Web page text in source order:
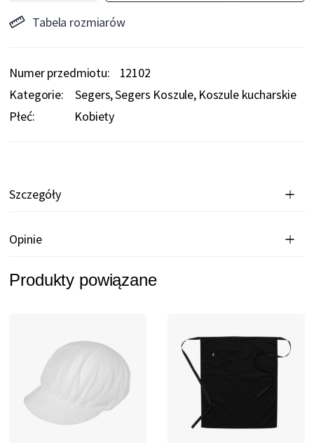
Tabela rozmiarów
Numer przedmiotu
12102
Kategorie:
Segers Segers Koszule Koszule kucharskie
Płeć:
Kobiety
Szczegóły
Opinie
Produkty powiązane